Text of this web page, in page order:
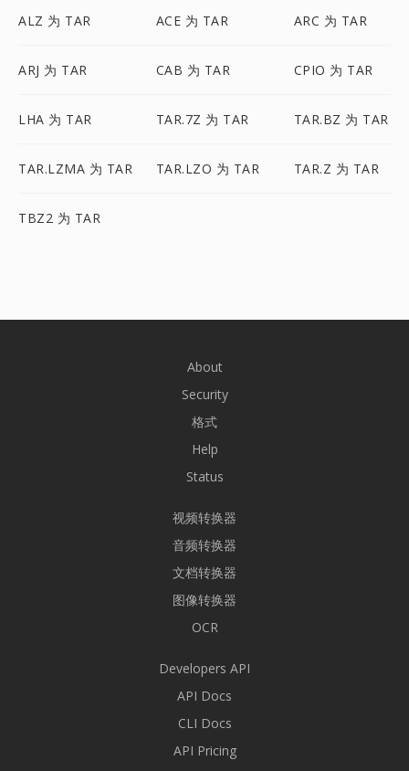
ALZ 为 TAR ACE 为 TAR ARC 为 TAR
ARJ 为 TAR CAB 为 TAR CPIO 为 TAR
LHA 为 TAR TAR.7Z 为 TAR TAR.BZ 为 TAR
TAR.LZMA 为 TAR TAR.LZO 为 TAR TAR.Z 为 TAR
TBZ2 为 TAR
About
Security
格式
Help
Status
视频转换器
音频转换器
文档转换器
图像转换器
OCR
Developers API
API Docs
CLI Docs
API Pricing